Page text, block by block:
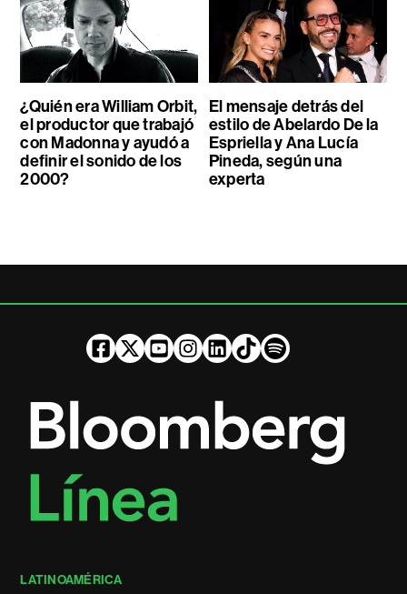
¿Quién era William Orbit,
el productor que trabajó
con Madonna y ayudó a
definir el sonido de los
2000?
El mensaje detrás del
estilo de Abelardo De la
Espriella y Ana Lucía
Pineda, según una
experta
LATINOAMÉRICA